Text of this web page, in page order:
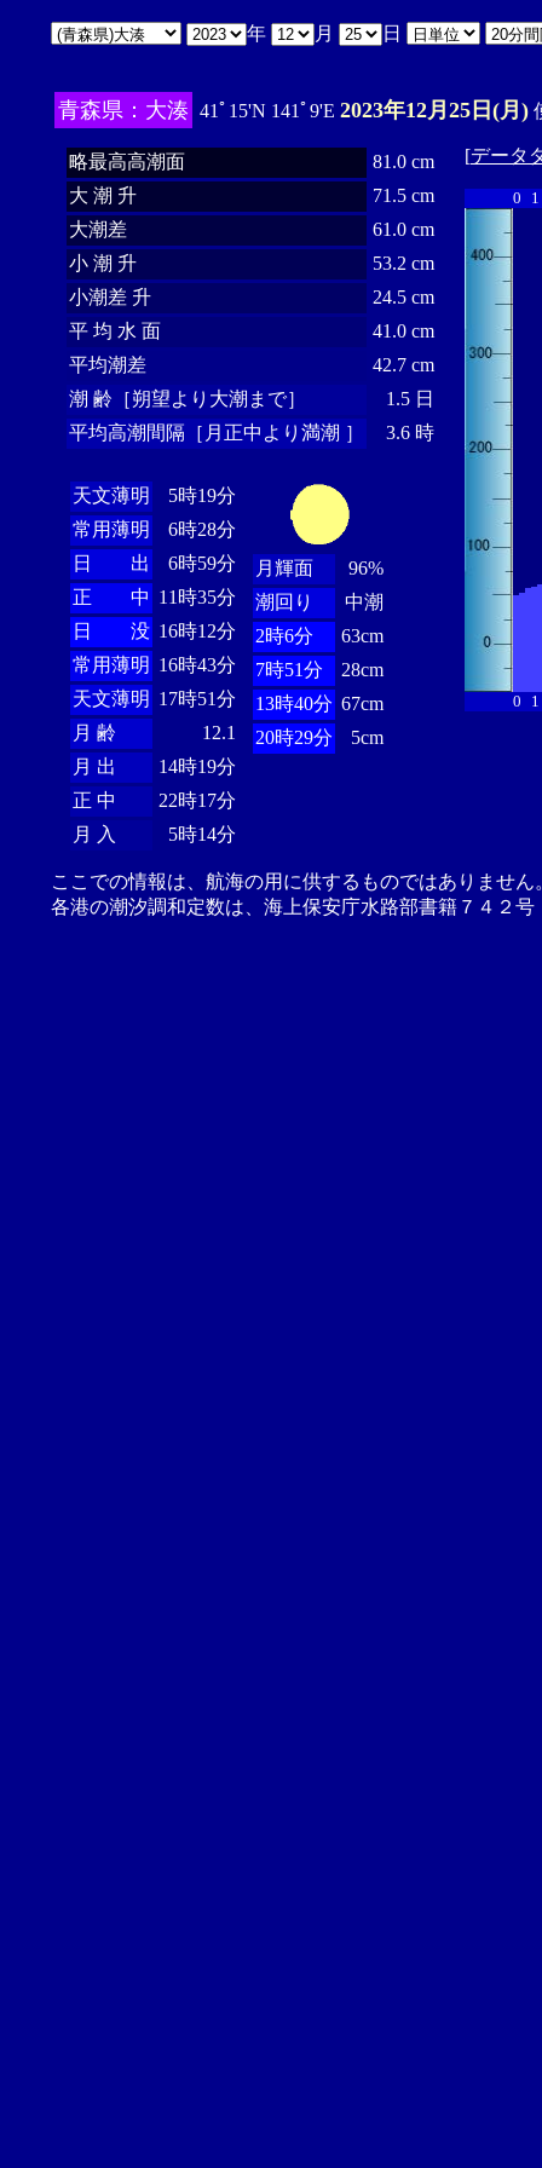
年 月 日
青森県：大湊 41ﾟ15'N 141ﾟ9'E 2023年12月25日(月)
略最高高潮面
81.0 cm
大 潮 升
71.5 cm
大潮差
61.0 cm
小 潮 升
53.2 cm
小潮差 升
24.5 cm
平 均 水 面
41.0 cm
平均潮差
42.7 cm
潮 齢［朔望より大潮まで］
1.5 日
平均高潮間隔［月正中より満潮 ］
3.6 時
天文薄明
5時19分
常用薄明
6時28分
日 出
6時59分
正 中 11時35分
日 没 16時12分
常用薄明 16時43分
天文薄明 17時51分
月 齢
12.1
月 出
14時19分
正 中
22時17分
月 入
5時14分
月輝面
96%
潮回り
中潮
2時6分
63cm
7時51分
28cm
13時40分 67cm
20時29分
5cm
[データ
0 1
0 1
ここでの情報は、航海の用に供するものではありませ
各港の潮汐調和定数は、海上保安庁水路部書籍７４２